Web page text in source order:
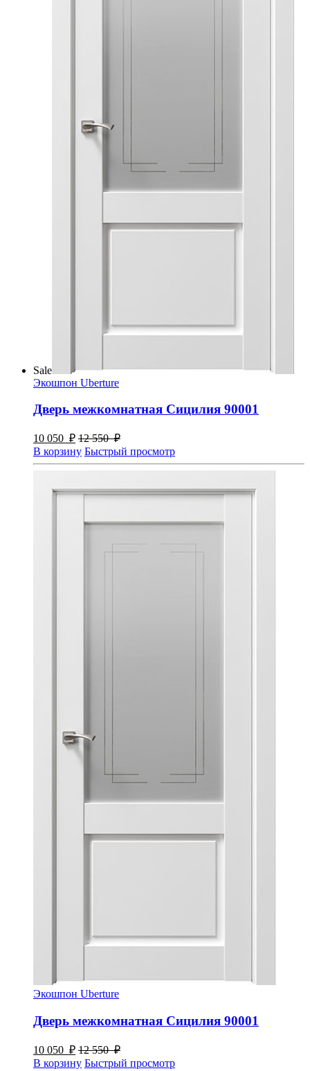
Sale
Экошпон Uberture
Дверь межкомнатная Сицилия 90001
10 050 ₽ 12 550 ₽
В корзину Быстрый просмотр
Экошпон Uberture
Дверь межкомнатная Сицилия 90001
10 050 ₽ 12 550 ₽
В корзину Быстрый просмотр